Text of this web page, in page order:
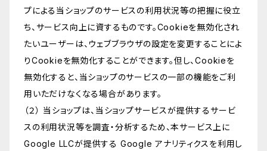
プによる当ショップのサービスの利用状況等の把握に役立
ち、サービス向上に資するものです。Cookieを無効化され
たいユーザーは、ウェブブラウザの設定を変更することによ
りCookieを無効化することができます。但し、Cookieを
無効化すると、当ショップのサービスの一部の機能をご利
用いただけなくなる場合があります。
（２） 当ショップは、当ショップサービスが提供するサービ
スの利用状況等を調査・分析するため、本サービス上に
Google LLCが提供する Google アナリティクスを利用し